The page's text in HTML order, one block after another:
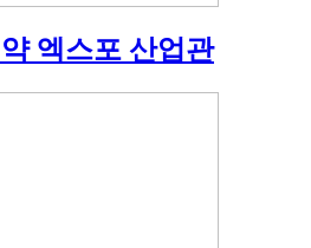
엑스포 산업관